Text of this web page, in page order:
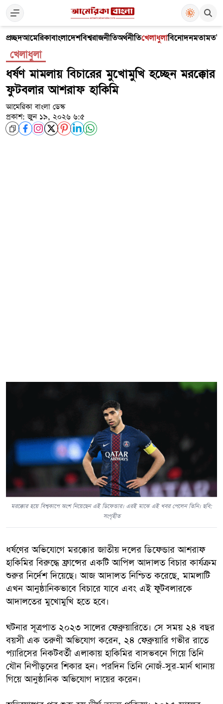
প্রচ্ছদআমেরিকাবাংলাদেশবিশ্বরাজনীতিঅর্থনীতিখেলাধুলাবিনোদনমতামত
খেলাধুলা
ধর্ষণ মামলায় বিচারের মুখোমুখি হচ্ছেন মরক্কোর
ফুটবলার আশরাফ হাকিমি
আমেরিকা বাংলা ডেস্ক
প্রকাশ: জুন ১৯, ২০২৬ ৬:৫
মরক্কোর হয়ে বিশ্বকাপে অংশ নিয়েছেন এই ডিফেন্ডার। এরই মাঝে এই খবর পেলেন তিনি। ছবি:
সংগৃহীত
ধর্ষণের অভিযোগে মরক্কোর জাতীয় দলের ডিফেন্ডার আশরাফ
হাকিমির বিরুদ্ধে ফ্রান্সের একটি আপিল আদালত বিচার কার্যক্রম
শুরুর নির্দেশ দিয়েছে। আজ আদালত নিশ্চিত করেছে, মামলাটি
এখন আনুষ্ঠানিকভাবে বিচারে যাবে এবং এই ফুটবলারকে
আদালতের মুখোমুখি হতে হবে।
ঘটনার সূত্রপাত ২০২৩ সালের ফেব্রুয়ারিতে। সে সময় ২৪ বছর
বয়সী এক তরুণী অভিযোগ করেন, ২৪ ফেব্রুয়ারি গভীর রাতে
প্যারিসের নিকটবর্তী এলাকায় হাকিমির বাসভবনে গিয়ে তিনি
যৌন নিপীড়নের শিকার হন। পরদিন তিনি নোজঁ-সুর-মার্ন থানায়
গিয়ে আনুষ্ঠানিক অভিযোগ দায়ের করেন।